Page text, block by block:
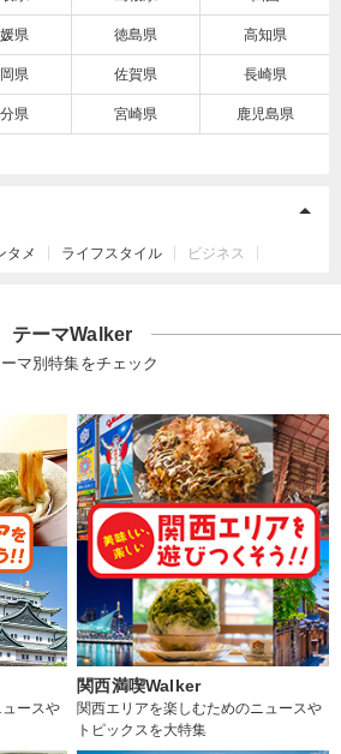
県 徳島県 高知県
県 佐賀県 長崎県
県 宮崎県 鹿児島県
タメ ライフスタイル ビジネス
テーマWalker
マ別特集をチェック
ースや
関西満喫Walker
関西エリアを楽しむためのニュースや
トピックスを大特集